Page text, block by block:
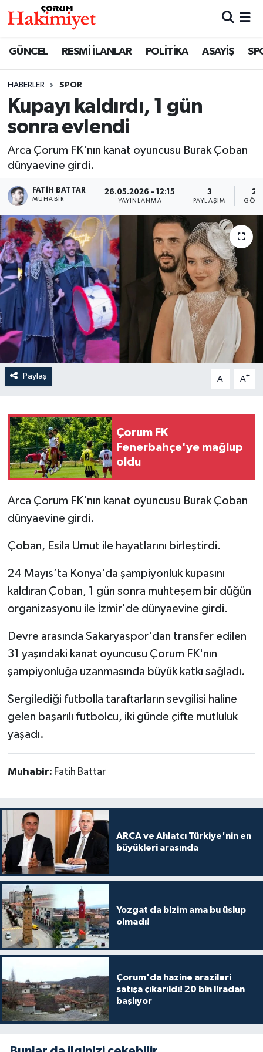
GÜNCEL RESMİ İLANLAR POLİTİKA ASAYİŞ
HABERLER SPOR
Kupayı kaldırdı, 1 gün
sonra evlendi
Arca Çorum FK'nın kanat oyuncusu Burak Çoban
dünyaevine girdi.
FATIH BATTAR
MUHABIR
26.05.2026 - 12:15
YAYINLANMA
3
PAYLAŞIM
Paylaş A- A+
Çorum FK
Fenerbahçe'ye mağlup
oldu
Arca Çorum FK'nın kanat oyuncusu Burak Çoban
dünyaevine girdi.
Çoban, Esila Umut ile hayatlarını birleştirdi.
24 Mayıs’ta Konya'da şampiyonluk kupasını
kaldıran Çoban, 1 gün sonra muhteşem bir düğün
organizasyonu ile İzmir'de dünyaevine girdi.
Devre arasında Sakaryaspor'dan transfer edilen
31 yaşındaki kanat oyuncusu Çorum FK'nın
şampiyonluğa uzanmasında büyük katkı sağladı.
Sergilediği futbolla taraftarların sevgilisi haline
gelen başarılı futbolcu, iki günde çifte mutluluk
yaşadı.
Muhabir: Fatih Battar
ARCA ve Ahlatcı Türkiye'nin en
büyükleri arasında
Yozgat da bizim ama bu üslup
olmadı!
Çorum'da hazine arazileri
satışa çıkarıldı! 20 bin liradan
başlıyor
SAĞLIK
ASAYİŞ
EKONOMİ
GÜNCEL
AKTÜEL
EĞİTİM
İLÇELER
OTOPARK
TEKNOLOJİ
Nöbetçi Eczaneler
Çorum Namaz Vakitleri
Trafik Durumu
Süper Lig Puan Durumu ve Fikstür
Tüm Manşetler
Son Dakika Haberleri
Haber Arşivi